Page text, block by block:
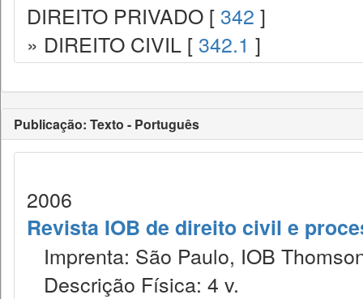
DIREITO PRIVADO [ 342 ]
» DIREITO CIVIL [ 342.1 ]
Publicação: Texto - Português
2006
Revista IOB de direito civil e
Imprenta: São Paulo, IOB
Descrição Física: 4 v.